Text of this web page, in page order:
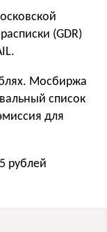
(GDR)
Мосбиржа
список
для
рублей